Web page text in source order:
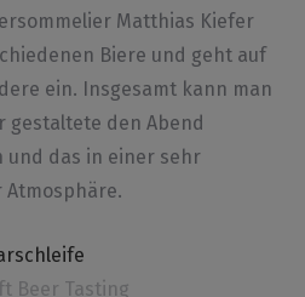
Matthias Kiefer
Biere und geht auf
ein. Insgesamt kann man
gestaltete den Abend
und das in einer sehr
Beer Tasting